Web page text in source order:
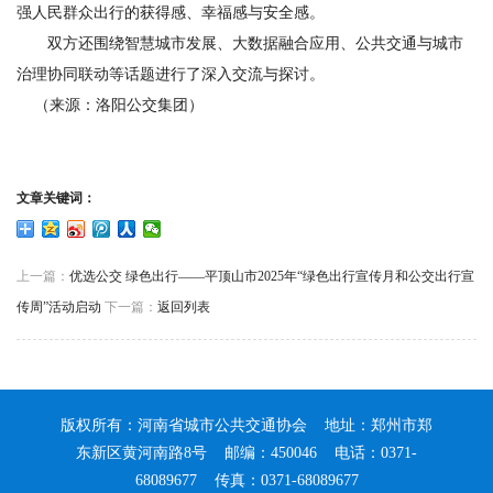
强人民群众出行的获得感、幸福感与安全感。
双方还围绕智慧城市发展、大数据融合应用、公共交通与城市
治理协同联动等话题进行了深入交流与探讨。
（来源：洛阳公交集团）
文章关键词：
上一篇： 优选公交 绿色出行——平顶山市2025年“绿色出行宣传月和公交出行宣
传周”活动启动 下一篇： 返回列表
版权所有：河南省城市公共交通协会 地址：郑州市郑
东新区黄河南路8号 邮编：450046 电话：0371-
68089677 传真：0371-68089677